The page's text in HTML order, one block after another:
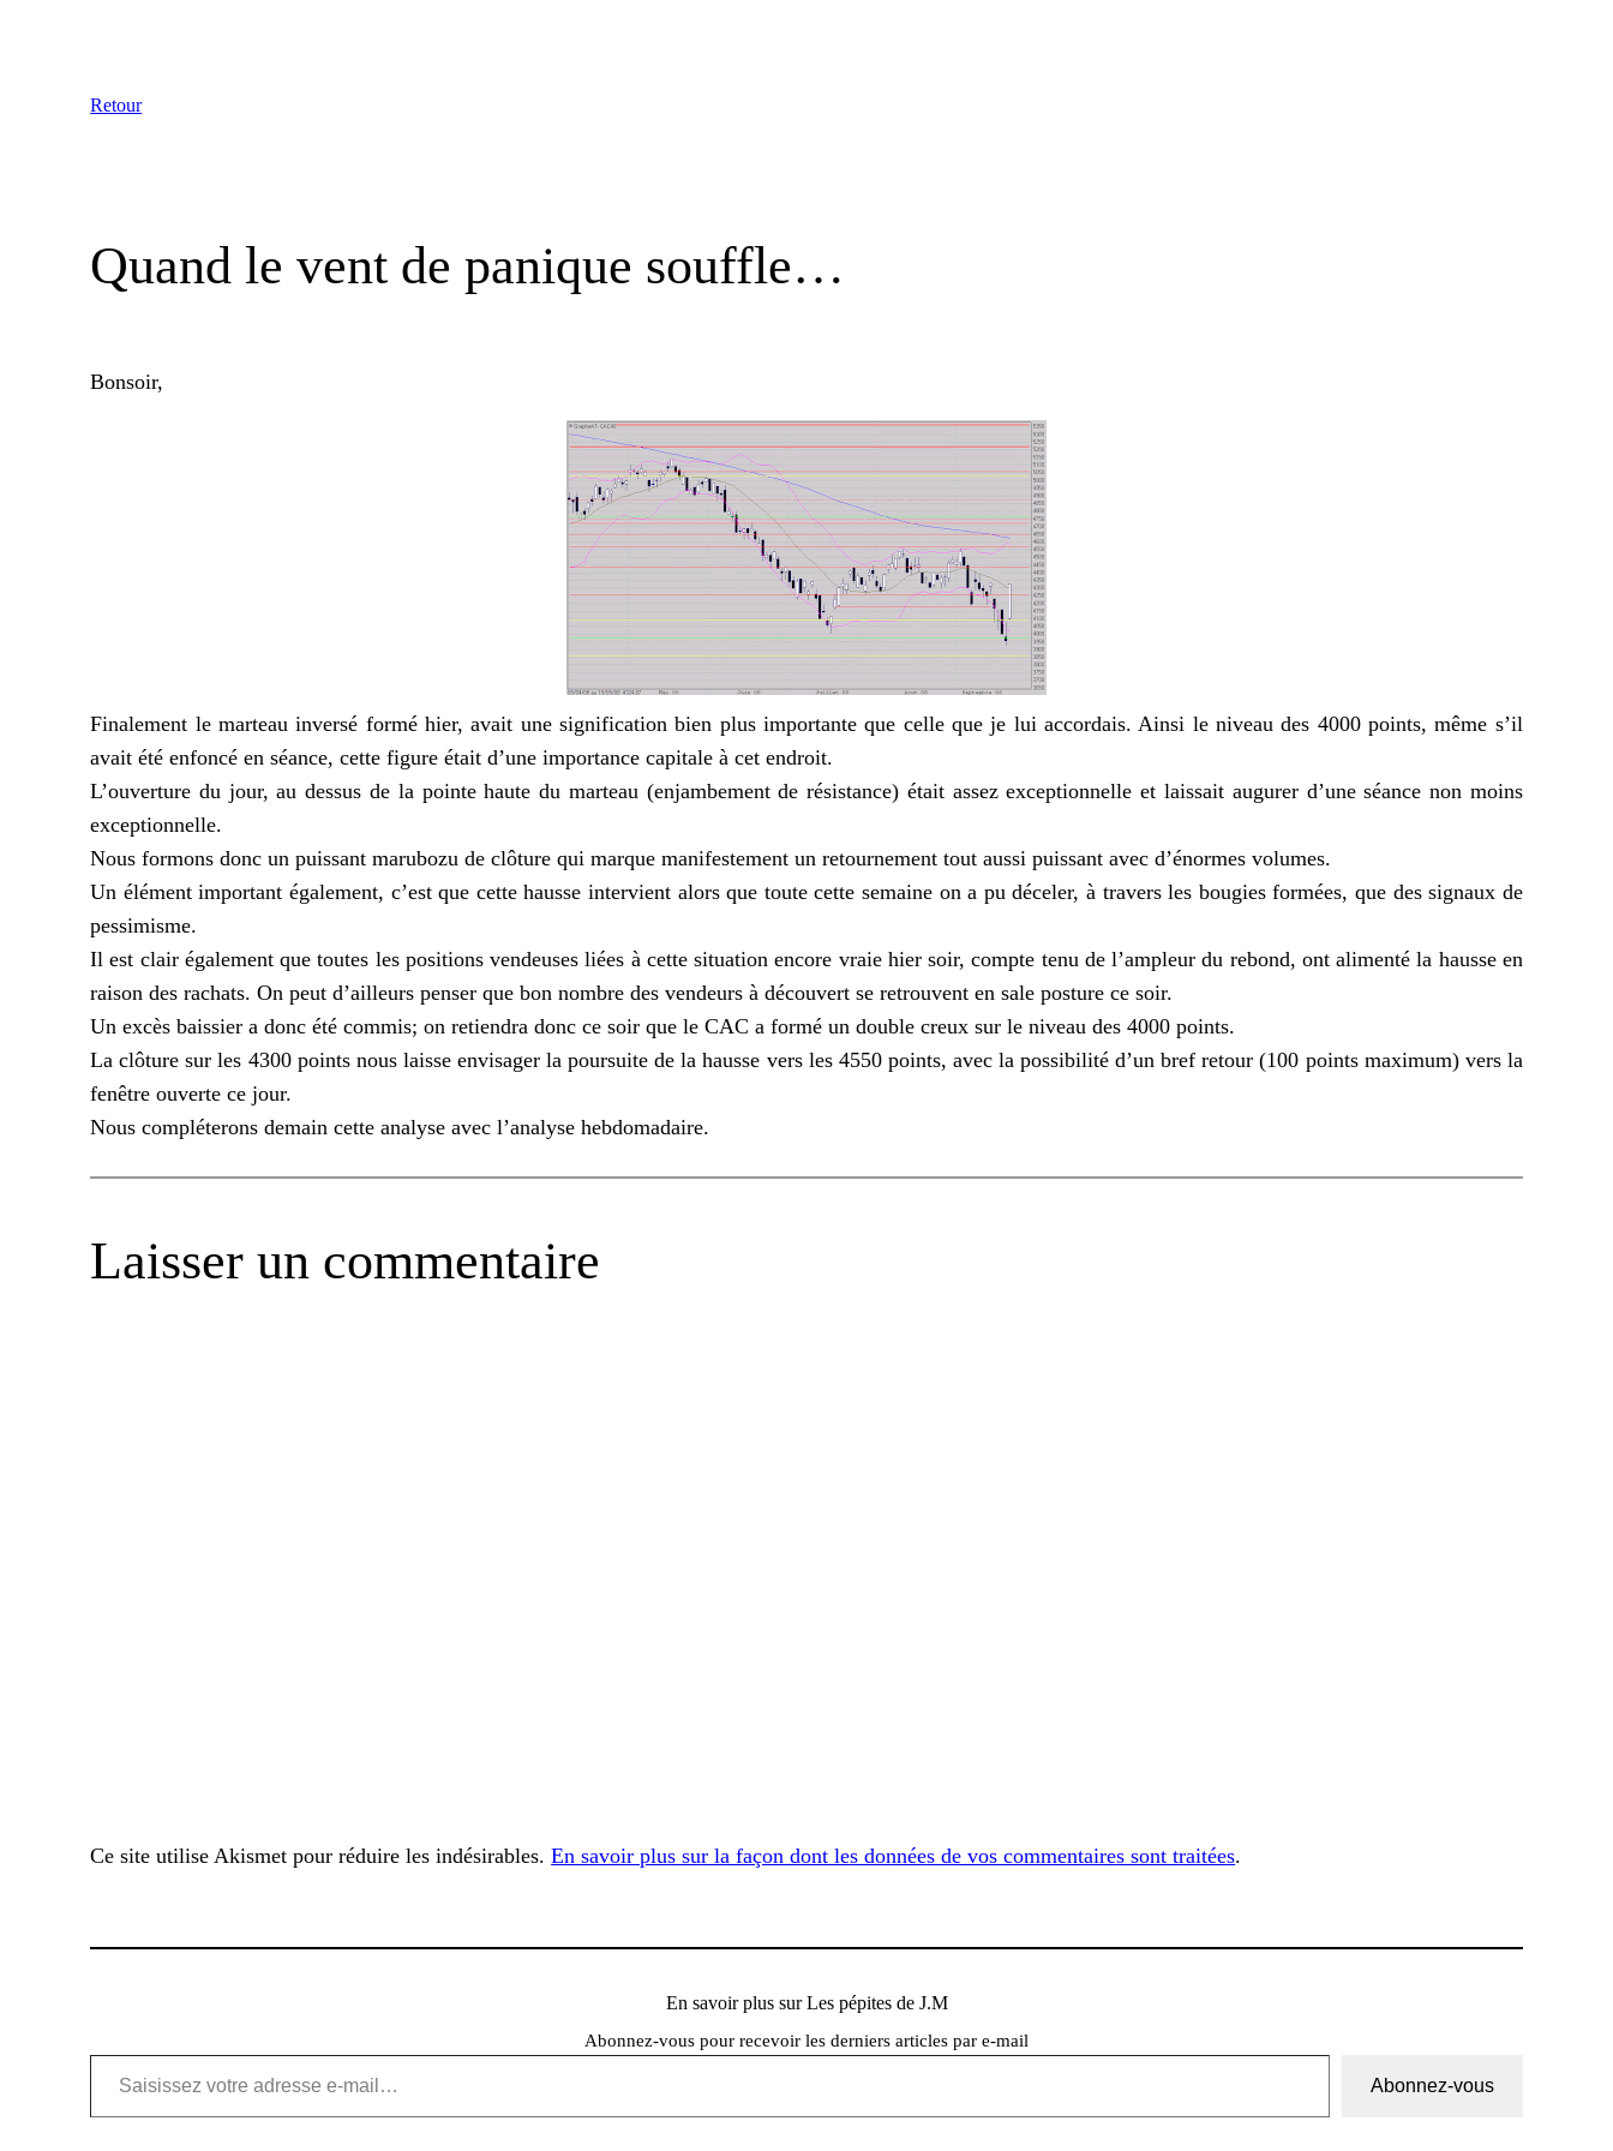
Retour
Quand le vent de panique souffle…
Bonsoir,
Finalement le marteau inversé formé hier, avait une signification bien plus importante que celle que je lui accordais. Ainsi le niveau des 4000 points, même s’il
avait été enfoncé en séance, cette figure était d’une importance capitale à cet endroit.
L’ouverture du jour, au dessus de la pointe haute du marteau (enjambement de résistance) était assez exceptionnelle et laissait augurer d’une séance non moins
exceptionnelle.
Nous formons donc un puissantmarubozu de clôture qui marque manifestement un retournement tout aussi puissant avec d’énormes volumes.
Un élément important également, c’est que cette hausse intervient alors que toute cette semaine on a pu déceler, à travers les bougies formées, que des signaux de
pessimisme.
Il est clair également que toutes les positions vendeuses liées à cette situation encore vraie hier soir, compte tenu de l’ampleur du rebond, ont alimenté la hausse en
raison des rachats. On peut d’ailleurs penser que bon nombre des vendeurs à découvert seretrouvent en sale posture ce soir.
Un excès baissier a donc été commis; on retiendra donc ce soir que leCAC a formé un double creux sur le niveau des 4000 points.
La clôture sur les 4300 points nous laisse envisager la poursuite de la hausse vers les 4550 points, avec la possibilité d’un bref retour (100 points maximum) vers la
fenêtre ouverte ce jour.
Nouscompléterons demain cette analyse avec l’analyse hebdomadaire.
Laisser un commentaire
Ce site utilise Akismet pour réduire les indésirables.En savoir plus sur la façon dont les données de vos commentaires sont traitées.
En savoir plus sur Les pépites de J.M
Abonnez-vous pour recevoir les derniers articles par e-mail
Saisissez votre adresse e-mail…
Abonnez-vous